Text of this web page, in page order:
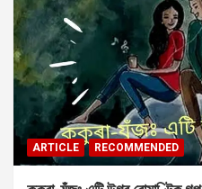
ARTICLE RECOMMENDED